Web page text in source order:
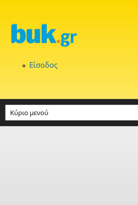
Είσοδος